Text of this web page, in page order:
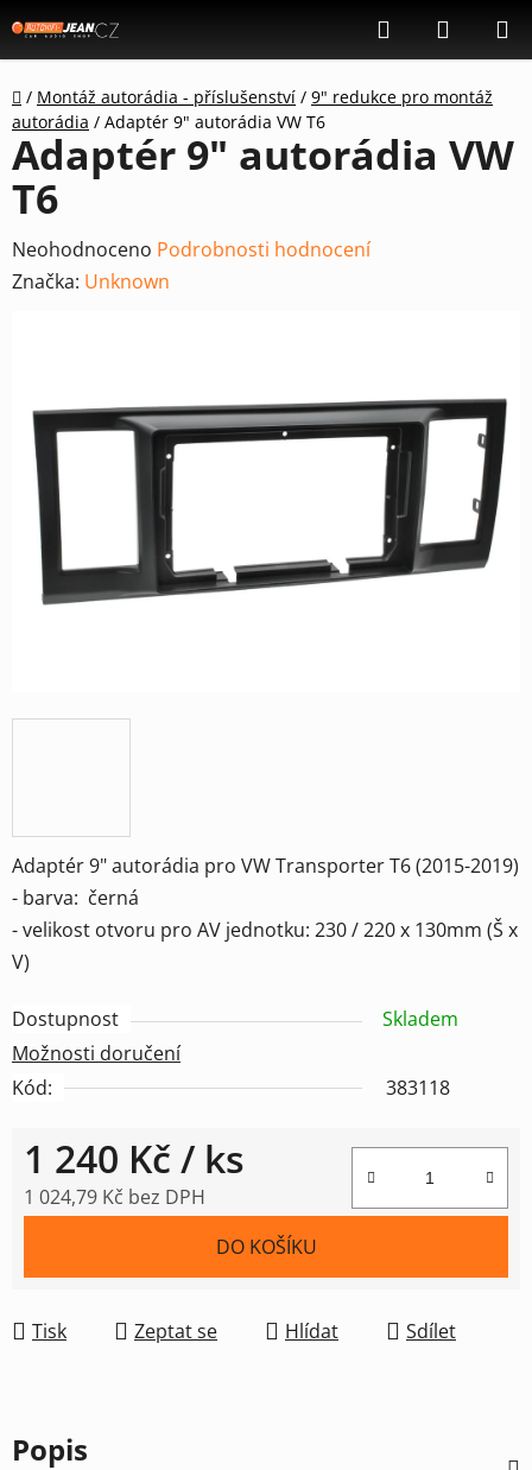
na
obsah
Hledat
KOŠÍK
Domů
/ Montáž autorádia - příslušenství / 9" redukce pro montáž
autorádia / Adaptér 9" autorádia VW T6
Adaptér 9" autorádia pro VW Transporter T6 (2015-2019)
- barva: černá
- velikost otvoru pro AV jednotku: 230 / 220 x 130mm (Š x
V)
Dostupnost
Skladem
Možnosti doručení
Kód:
383118
1 240 Kč / ks
1 024,79 Kč bez DPH
DO KOŠÍKU
Tisk Zeptat se Hlídat Sdílet
Adaptér 9" autorádia VW
T6
Průměrné
hodnocení
hvězdiček.
Neohodnoceno Podrobnosti hodnocení
Značka: Unknown
Popis